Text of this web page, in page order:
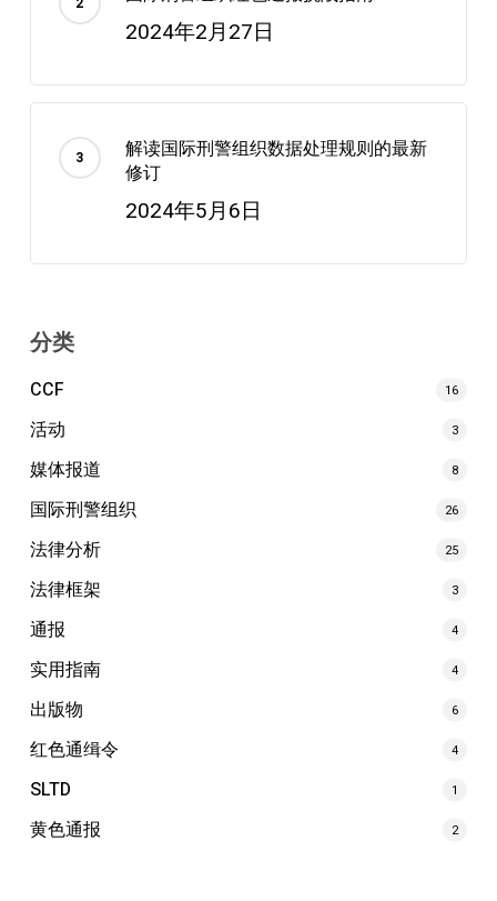
2024年2月27日
解读国际刑警组织数据处理规则的最新
修订
2024年5月6日
分类
CCF
16
活动 3
媒体报道 8
国际刑警组织 26
法律分析 25
法律框架 3
通报 4
实用指南 4
出版物 6
红色通缉令 4
SLTD 1
黄色通报 2